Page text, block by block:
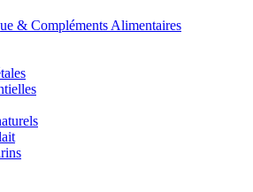
& Compléments Alimentaires